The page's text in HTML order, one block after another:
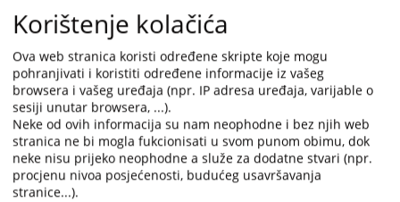
Ove poslove obavljaju zaposleni na radnim mjestima
Referenta za unos dokumenata, Referenta za
upravljanje predmetima i Referenta za otpremu pošte.
1612PREGLEDA
Korištenje kolačića
Ova web stranica koristi određene skripte koje mogu
pohranjivati i koristiti određene informacije iz vašeg
browsera i vašeg uređaja (npr. IP adresa uređaja, varijable o
sesiji unutar browsera, ...).
Neke od ovih informacija su nam neophodne i bez njih web
stranica ne bi mogla fukcionisati u svom punom obimu, dok
neke nisu prijeko neophodne a služe za dodatne stvari (npr.
procjenu nivoa posjećenosti, budućeg usavršavanja
stranice...).